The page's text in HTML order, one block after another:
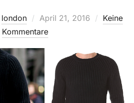
london
Veröffentlicht
am
April 21, 2016
Keine
Kommentare